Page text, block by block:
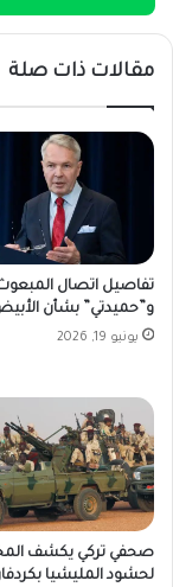
مقالات ذات صلة
تفاصيل اتصال
و”حميدتي” بشأن
يونيو 19, 2026
صحفي تركي يكشف
لحشود المليشيا